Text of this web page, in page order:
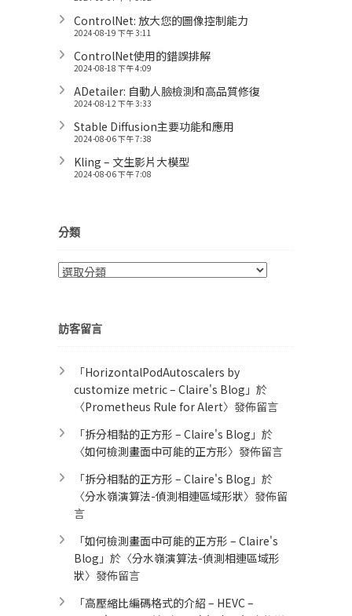
ControlNet: 放大您的圖像控制能力
2024-08-19 下午 3:11
ControlNet使用的錯誤排解
2024-08-18 下午 4:09
ADetailer: 自動人臉檢測和高品質修復
2024-08-12 下午 3:33
Stable Diffusion主要功能和應用
2024-08-06 下午 7:38
Kling – 文生影片大模型
2024-08-06 下午 7:08
分類
分
訪客留言
「HorizontalPodAutoscalers by
customize metric – Claire's Blog 」於
〈Prometheus Rule for Alert​〉發佈留言
「拆分相黏的正方形 – Claire's Blog 」於
〈如何檢測畫面中可能的正方形〉發佈留言
「拆分相黏的正方形 – Claire's Blog 」於
〈分水嶺演算法-偵測相連區域形狀〉發佈留
言
「如何檢測畫面中可能的正方形 – Claire's
Blog 」於〈分水嶺演算法-偵測相連區域形
狀〉發佈留言
「高壓縮比編碼格式的介紹 – HEVC –